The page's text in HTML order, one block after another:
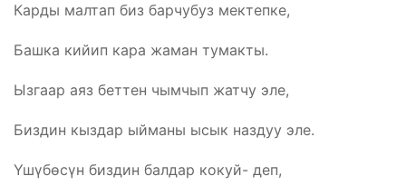
Карды малтап биз барчубуз мектепке,
Башка кийип кара жаман тумакты.
Ызгаар аяз беттен чымчып жатчу эле,
Биздин кыздар ыйманы ысык наздуу эле.
Үшүбөсүн биздин балдар кокуй- деп,